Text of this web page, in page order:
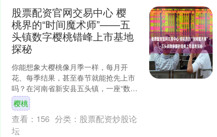
股票配资官网交易中心 樱
桃界的“时间魔术师”——五
头镇数字樱桃错峰上市基地
探秘
你能想象大樱桃像月季一样，每月开
花、每季结果，甚至春节就能抢先上市
吗？在河南省新安县五头镇，一座“数字
樱桃错峰上市基地”正悄然改写自然法则
——这里的大樱桃不听老....
樱桃
查看： 156 分类： 股票配资炒股论
坛